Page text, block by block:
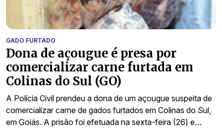
GADO FURTADO
Dona de açougue é presa por
comercializar carne furtada em
Colinas do Sul (GO)
A Polícia Civil prendeu a dona de um açougue suspeita de
comercializar carne de gados furtados em Colinas do Sul,
em Goiás. A prisão foi efetuada na sexta-feira (26) e…